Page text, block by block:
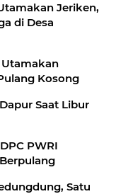
Jeriken,
di Desa
Utamakan
Kosong
Saat Libur
PWRI
Satu